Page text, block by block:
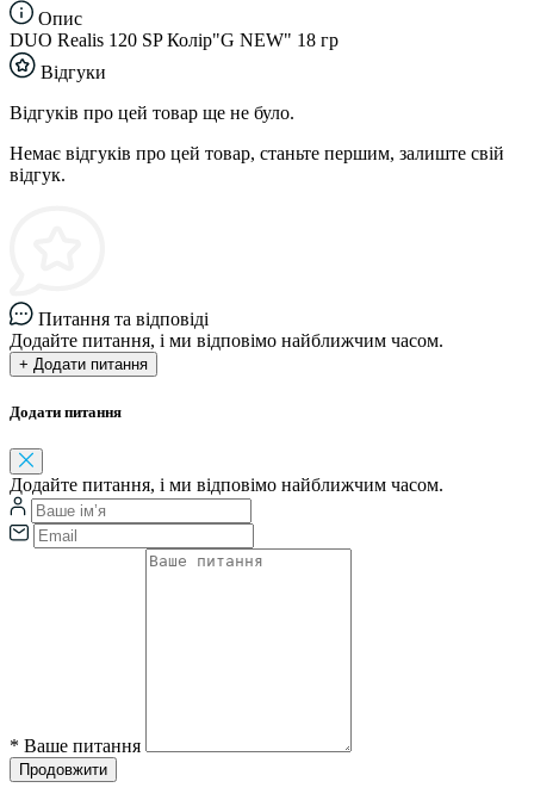
Опис
DUO Realis 120 SP Колір"G NEW" 18 гр
Відгуки
Відгуків про цей товар ще не було.
Немає відгуків про цей товар, станьте першим, залиште свій
відгук.
Питання та відповіді
Додайте питання, і ми відповімо найближчим часом.
+ Додати питання
Додати питання
Додайте питання, і ми відповімо найближчим часом.
* Ваше питання
Продовжити